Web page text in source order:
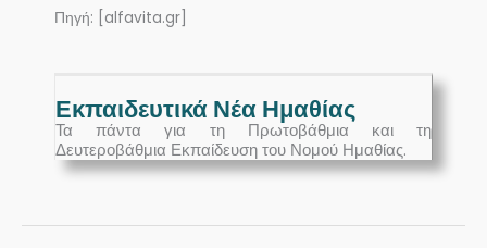
Πηγή: [alfavita.gr]
Εκπαιδευτικά Νέα Ημαθίας
Τα πάντα για τη Πρωτοβάθμια και τη
Δευτεροβάθμια Εκπαίδευση του Νομού Ημαθίας.